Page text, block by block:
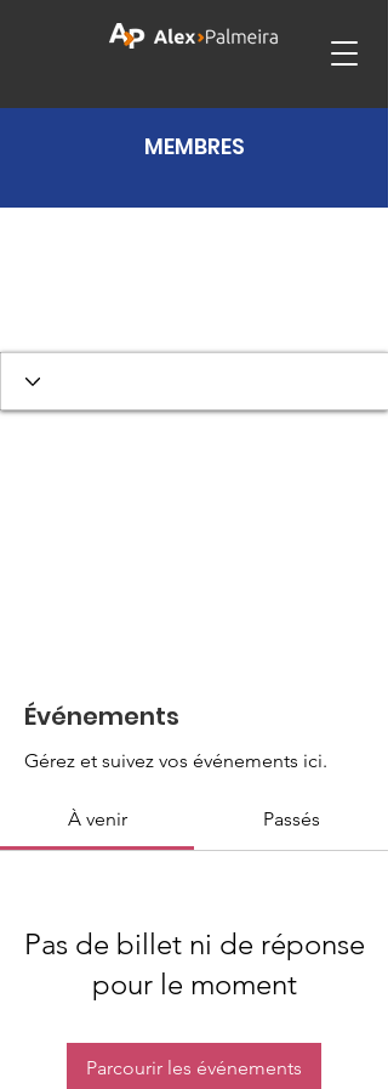
MEMBRES
Événements
Gérez et suivez vos événements ici.
À venir Passés
Pas de billet ni de réponse
pour le moment
Parcourir les événements